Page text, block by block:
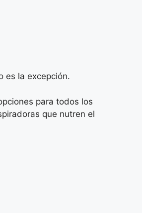
es la excepción.
para todos los
que nutren el